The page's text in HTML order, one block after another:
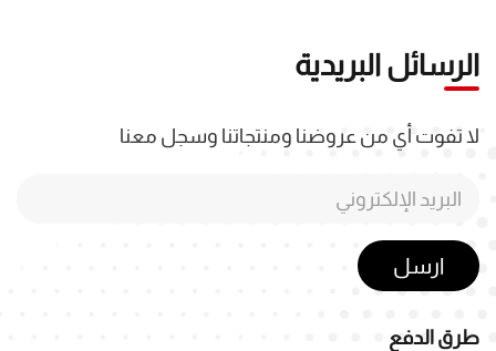
الرسائل البريدية
لا تفوت أي من عروضنا ومنتجاتنا وسجل معنا
ارسل
طرق الدفع